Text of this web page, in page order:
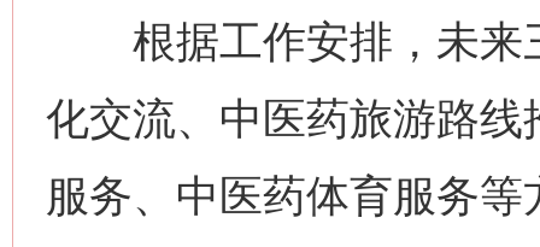
根据工作安排，未来
化交流、中医药旅游路
服务、中医药体育服务